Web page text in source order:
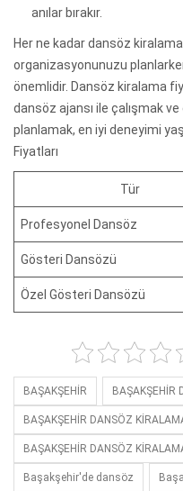
anılar bırakır.
Her ne kadar dansöz
organizasyonunuzu
önemlidir. Dansöz kiralama
dansöz ajansı ile çalışmak
planlamak, en iyi deneyimi
Fiyatları
Tür
Profesyonel Dansöz
Gösteri Dansözü
Özel Gösteri Dansözü
BAŞAKŞEHİR BAŞAKŞEHİR
BAŞAKŞEHİR DANSÖZ
BAŞAKŞEHİR DANSÖZ
Başakşehir'de dansöz